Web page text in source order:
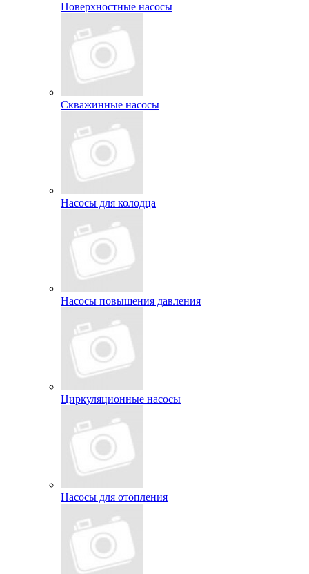
Поверхностные насосы
Скважинные насосы
Насосы для колодца
Насосы повышения давления
Циркуляционные насосы
Насосы для отопления